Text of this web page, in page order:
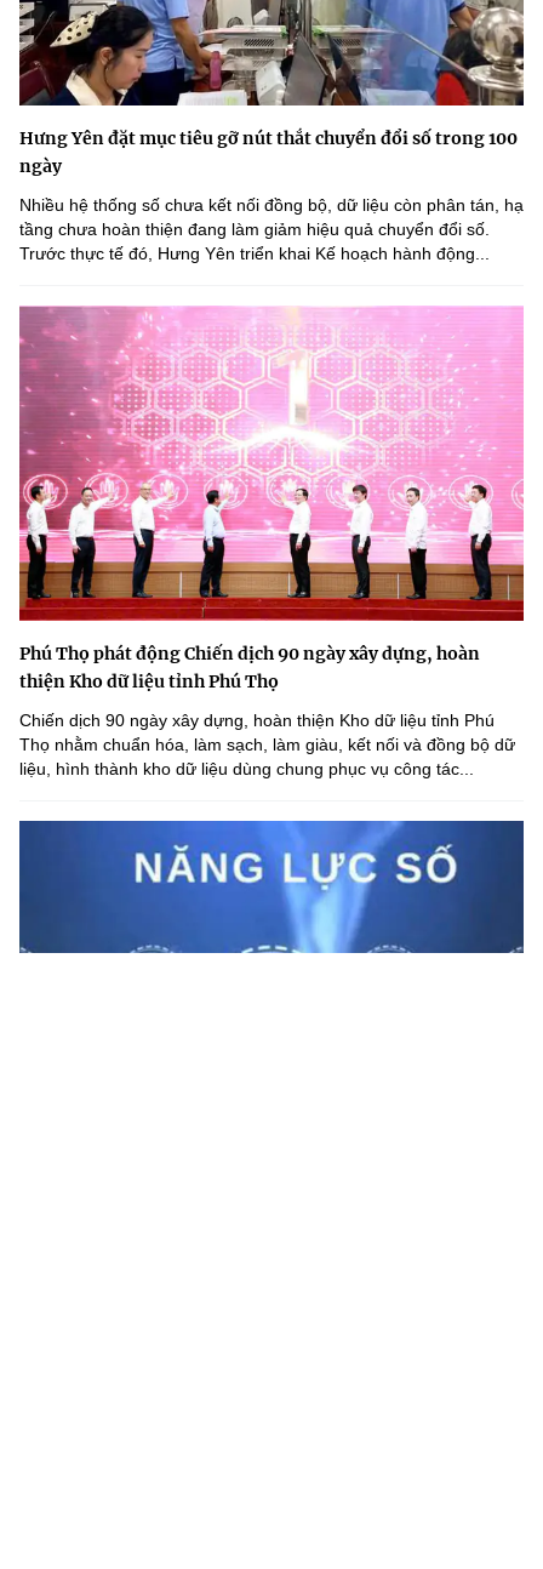
Hưng Yên đặt mục tiêu gỡ nút thắt chuyển đổi số trong 100
ngày
Nhiều hệ thống số chưa kết nối đồng bộ, dữ liệu còn phân tán, hạ
tầng chưa hoàn thiện đang làm giảm hiệu quả chuyển đổi số.
Trước thực tế đó, Hưng Yên triển khai Kế hoạch hành động...
Phú Thọ phát động Chiến dịch 90 ngày xây dựng, hoàn
thiện Kho dữ liệu tỉnh Phú Thọ
Chiến dịch 90 ngày xây dựng, hoàn thiện Kho dữ liệu tỉnh Phú
Thọ nhằm chuẩn hóa, làm sạch, làm giàu, kết nối và đồng bộ dữ
liệu, hình thành kho dữ liệu dùng chung phục vụ công tác...